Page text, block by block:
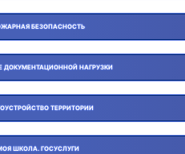
БЕЗОПАСНОСТЬ
ДОКУМЕНТАЦИОННОЙ НАГРУЗКИ
ТЕРРИТОРИИ
ШКОЛА. ГОСУСЛУГИ